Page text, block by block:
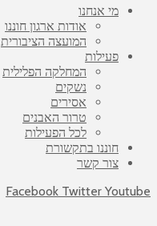
מי אנחנו
אודות ארגון חוננו
המועצה הציבורית
פעילות
המחלקה הפלילית
נשקים
אסירים
טרור האבנים
לכל הפעילות
חוננו בתקשורת
צור קשר
Facebook Twitter Youtube